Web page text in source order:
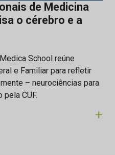
de Medicina
o cérebro e a
School reúne
e Familiar para refletir
– neurociências para
pela CUF.
+